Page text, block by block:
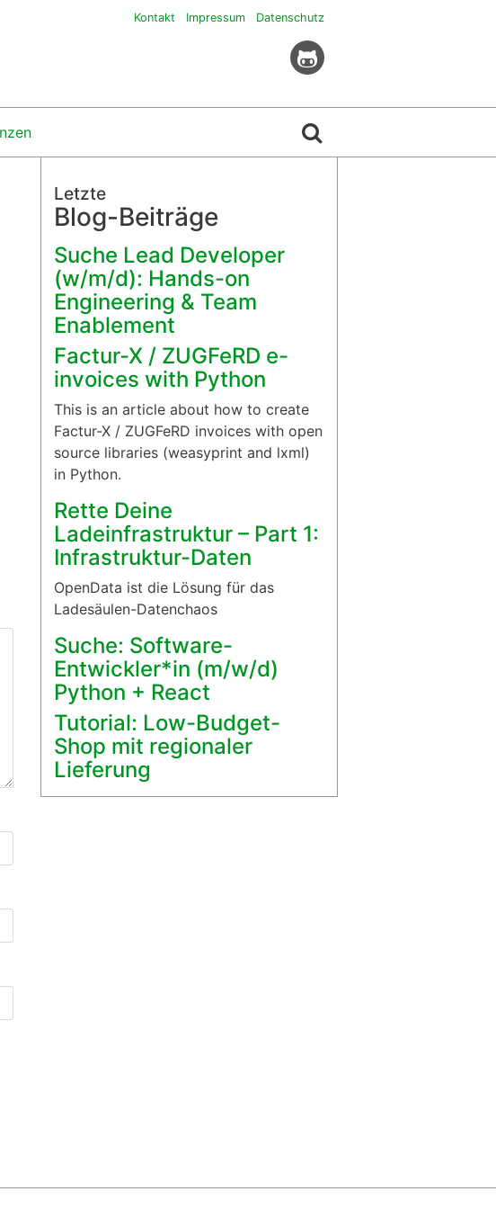
Kontakt Impressum Datenschutz
Letzte
Blog-Beiträge
Suche Lead Developer
(w/m/d): Hands-on
Engineering & Team
Enablement
Factur-X / ZUGFeRD e-
invoices with Python
This is an article about how to create
Factur-X / ZUGFeRD invoices with open
source libraries (weasyprint and lxml)
in Python.
Rette Deine
Ladeinfrastruktur – Part 1:
Infrastruktur-Daten
OpenData ist die Lösung für das
Ladesäulen-Datenchaos
Suche: Software-
Entwickler*in (m/w/d)
Python + React
Tutorial: Low-Budget-
Shop mit regionaler
Lieferung